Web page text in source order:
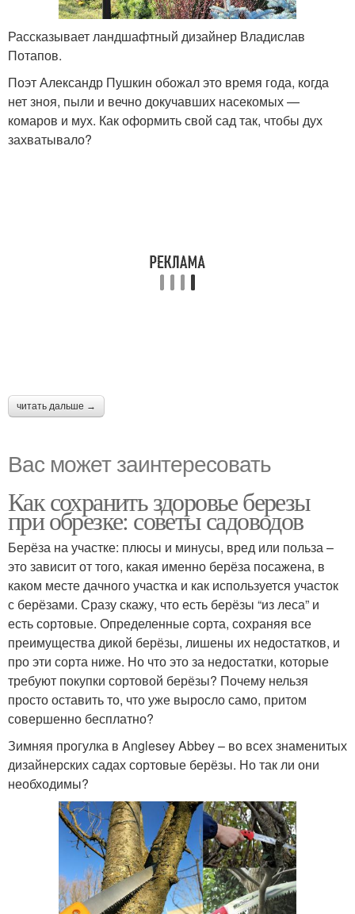
Рассказывает ландшафтный дизайнер Владислав
Потапов.
Поэт Александр Пушкин обожал это время года, когда
нет зноя, пыли и вечно докучавших насекомых —
комаров и мух. Как оформить свой сад так, чтобы дух
захватывало?
читать дальше →
Вас может заинтересовать
Как сохранить здоровье березы
при обрезке: советы садоводов
Берёза на участке: плюсы и минусы, вред или польза –
это зависит от того, какая именно берёза посажена, в
каком месте дачного участка и как используется участок
с берёзами. Сразу скажу, что есть берёзы “из леса” и
есть сортовые. Определенные сорта, сохраняя все
преимущества дикой берёзы, лишены их недостатков, и
про эти сорта ниже. Но что это за недостатки, которые
требуют покупки сортовой берёзы? Почему нельзя
просто оставить то, что уже выросло само, притом
совершенно бесплатно?
Зимняя прогулка в Anglesey Abbey – во всех знаменитых
дизайнерских садах сортовые берёзы. Но так ли они
необходимы?